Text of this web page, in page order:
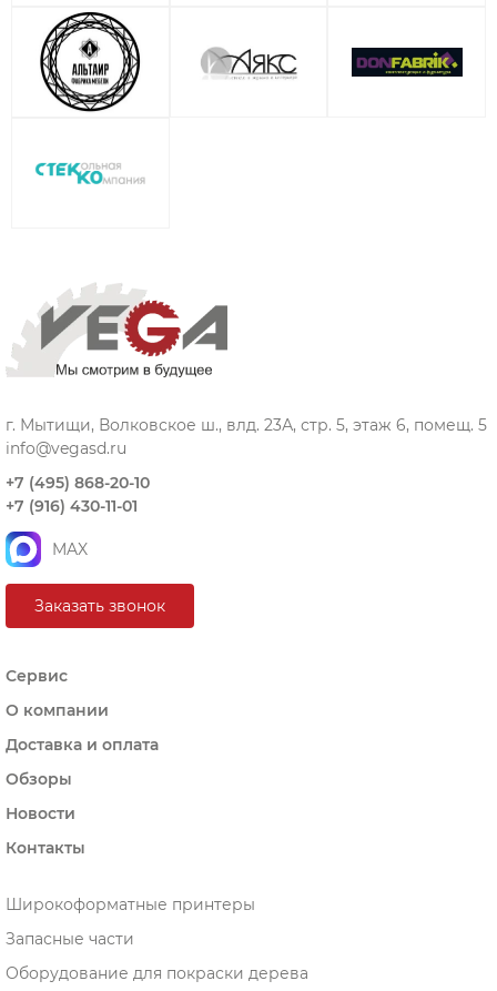
г. Мытищи, Волковское ш., влд. 23А, стр. 5, этаж 6, помещ. 5
info@vegasd.ru
+7 (495) 868-20-10
+7 (916) 430-11-01
MAX
Заказать звонок
Сервис
О компании
Доставка и оплата
Обзоры
Новости
Контакты
Широкоформатные принтеры
Запасные части
Оборудование для покраски дерева